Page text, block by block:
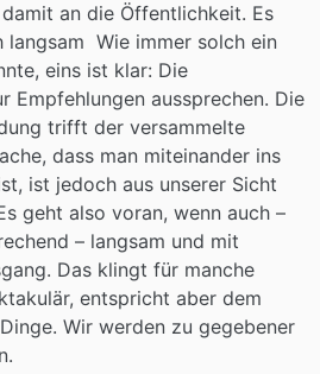
an die Öffentlichkeit. Es
langsam Wie immer solch ein
eins ist klar: Die
Empfehlungen aussprechen. Die
trifft der versammelte
dass man miteinander ins
ist jedoch aus unserer Sicht
geht also voran, wenn auch –
– langsam und mit
Das klingt für manche
entspricht aber dem
Wir werden zu gegebener